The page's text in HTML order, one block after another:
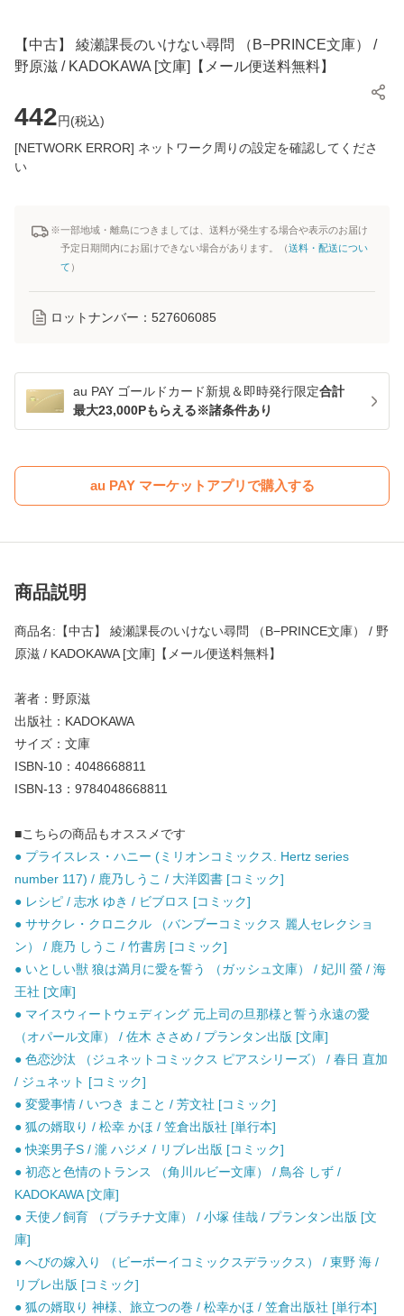
【中古】 綾瀬課長のいけない尋問 （B−PRINCE文庫） /
野原滋 / KADOKAWA [文庫]【メール便送料無料】
442円(税込)
[NETWORK ERROR] ネットワーク周りの設定を確認してくださ
い
※一部地域・離島につきましては、送料が発生する場合や表示のお届け
予定日期間内にお届けできない場合があります。（送料・配送につい
て ）
ロットナンバー： 527606085
au PAY ゴールドカード新規＆即時発行限定合計
最大23,000Pもらえる※諸条件あり
au PAY マーケットアプリで購入する
商品説明
商品名:【中古】 綾瀬課長のいけない尋問 （B−PRINCE文庫） / 野
原滋 / KADOKAWA [文庫]【メール便送料無料】
著者：野原滋
出版社：KADOKAWA
サイズ：文庫
ISBN-10：4048668811
ISBN-13：9784048668811
■こちらの商品もオススメです
● プライスレス・ハニー (ミリオンコミックス. Hertz series
number 117) / 鹿乃しうこ / 大洋図書 [コミック]
● レシピ / 志水 ゆき / ビブロス [コミック]
● ササクレ・クロニクル （バンブーコミックス 麗人セレクショ
ン） / 鹿乃 しうこ / 竹書房 [コミック]
● いとしい獣 狼は満月に愛を誓う （ガッシュ文庫） / 妃川 螢 / 海
王社 [文庫]
● マイスウィートウェディング 元上司の旦那様と誓う永遠の愛
（オパール文庫） / 佐木 ささめ / プランタン出版 [文庫]
● 色恋沙汰 （ジュネットコミックス ピアスシリーズ） / 春日 直加
/ ジュネット [コミック]
● 変愛事情 / いつき まこと / 芳文社 [コミック]
● 狐の婿取り / 松幸 かほ / 笠倉出版社 [単行本]
● 快楽男子S / 瀧 ハジメ / リブレ出版 [コミック]
● 初恋と色情のトランス （角川ルビー文庫） / 鳥谷 しず /
KADOKAWA [文庫]
● 天使ノ飼育 （プラチナ文庫） / 小塚 佳哉 / プランタン出版 [文
庫]
● へびの嫁入り （ビーボーイコミックスデラックス） / 東野 海 /
リブレ出版 [コミック]
● 狐の婿取り 神様、旅立つの巻 / 松幸かほ / 笠倉出版社 [単行本]